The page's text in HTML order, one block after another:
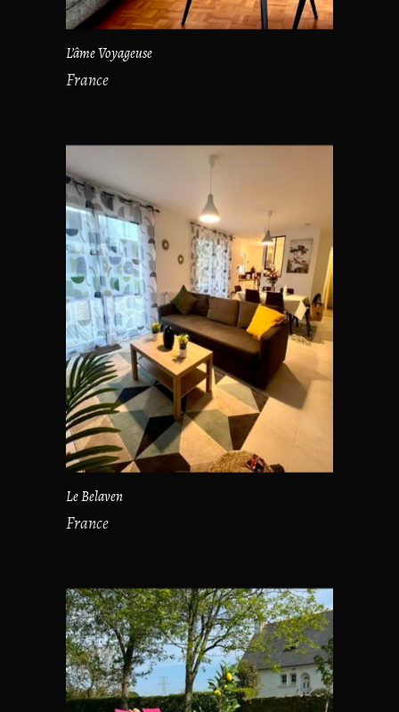
L’âme Voyageuse
France
Le Belaven
France